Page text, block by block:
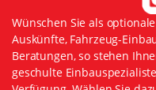
Wünschen Sie als
Auskünfte, Fahrzeug-
Beratungen, so stehen
geschulte